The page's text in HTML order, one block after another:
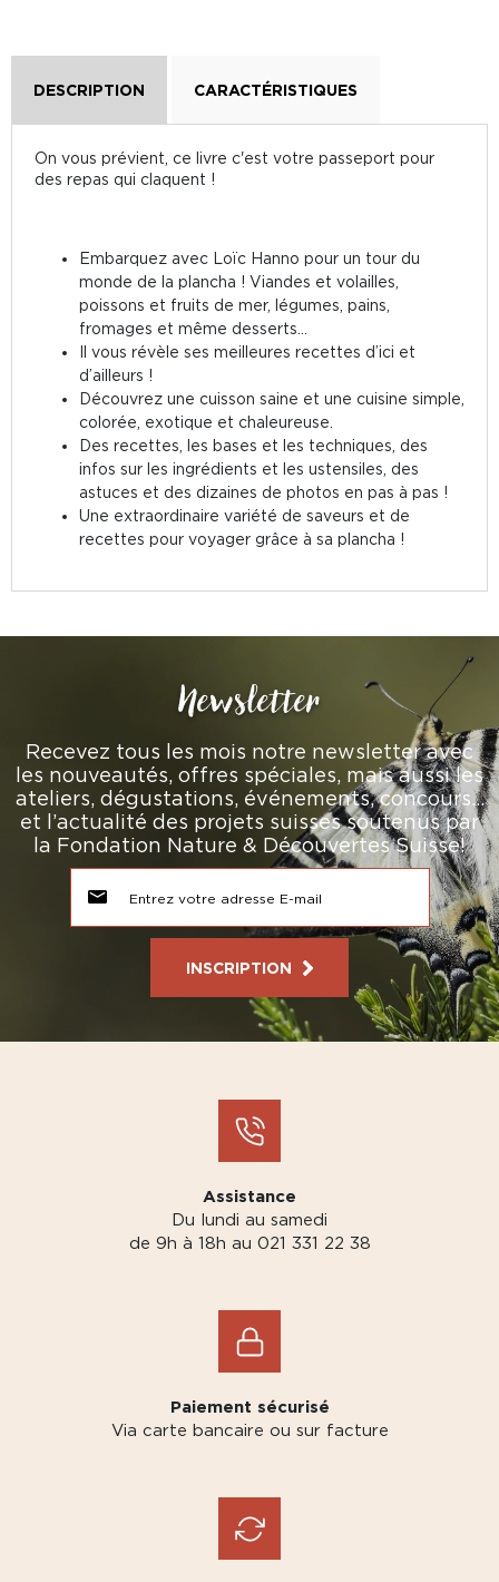
DESCRIPTION CARACTÉRISTIQUES
On vous prévient, ce livre c'est votre passeport pour
des repas qui claquent !
Embarquez avec Loïc Hanno pour un tour du
monde de la plancha ! Viandes et volailles,
poissons et fruits de mer, légumes, pains,
fromages et même desserts...
Il vous révèle ses meilleures recettes d’ici et
d’ailleurs !
Découvrez une cuisson saine et une cuisine simple,
colorée, exotique et chaleureuse.
Des recettes, les bases et les techniques, des
infos sur les ingrédients et les ustensiles, des
astuces et des dizaines de photos en pas à pas !
Une extraordinaire variété de saveurs et de
recettes pour voyager grâce à sa plancha !
Newsletter
Recevez tous les mois notre newsletter avec
les nouveautés, offres spéciales, mais aussi les
ateliers, dégustations, événements, concours…
et l’actualité des projets suisses soutenus par
la Fondation Nature & Découvertes Suisse!
INSCRIPTION
Assistance
Du lundi au samedi
de 9h à 18h au 021 331 22 38
Paiement sécurisé
Via carte bancaire ou sur facture